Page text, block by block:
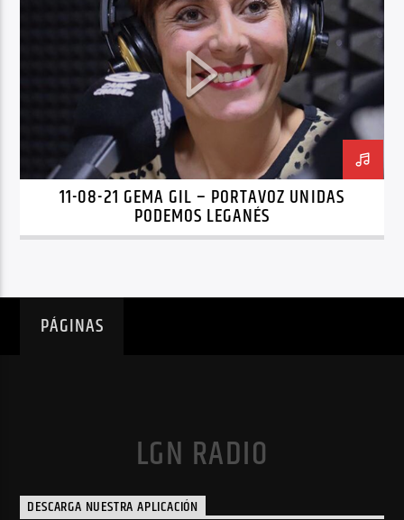
11-08-21 GEMA GIL – PORTAVOZ UNIDAS
PODEMOS LEGANÉS
PÁGINAS
LGN RADIO
DESCARGA NUESTRA APLICACIÓN